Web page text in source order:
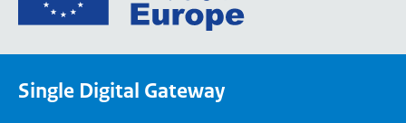
de
Single Digital Gateway